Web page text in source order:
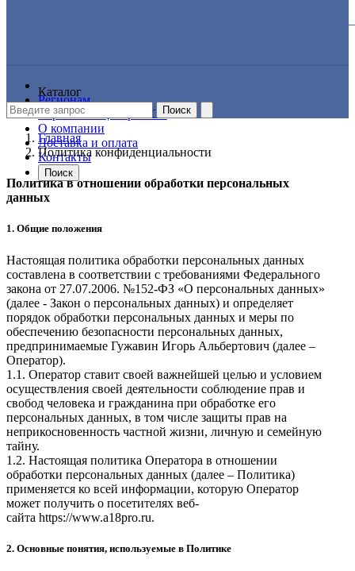
Каталог
Регионам
Сервисные центр NICE
О компании
Доставка и оплата
Контакты
Поиск
Поиск
Главная
Политика конфиденциальности
Политика в отношении обработки персональных
данных
1. Общие положения
Настоящая политика обработки персональных данных
составлена в соответствии с требованиями Федерального
закона от 27.07.2006. №152-ФЗ «О персональных данных»
(далее - Закон о персональных данных) и определяет
порядок обработки персональных данных и меры по
обеспечению безопасности персональных данных,
предпринимаемые Гужавин Игорь Альбертович (далее –
Оператор).
1.1. Оператор ставит своей важнейшей целью и условием
осуществления своей деятельности соблюдение прав и
свобод человека и гражданина при обработке его
персональных данных, в том числе защиты прав на
неприкосновенность частной жизни, личную и семейную
тайну.
1.2. Настоящая политика Оператора в отношении
обработки персональных данных (далее – Политика)
применяется ко всей информации, которую Оператор
может получить о посетителях веб-
сайта https://www.a18pro.ru.
2. Основные понятия, используемые в Политике